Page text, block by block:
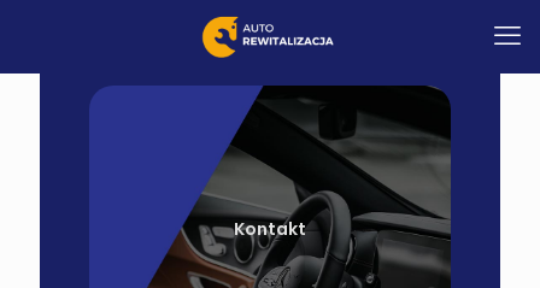
Kontakt